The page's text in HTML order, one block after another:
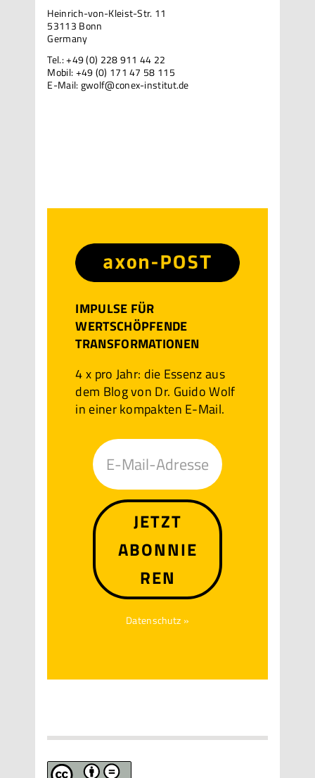
Heinrich-von-Kleist-Str. 11
53113 Bonn
Germany
Tel.: +49 (0) 228 911 44 22
Mobil: +49 (0) 171 47 58 115
E-Mail:gwolf@conex-institut.de
IMPULSE FÜR
WERTSCHÖPFENDE
TRANSFORMATIONEN
4 x pro Jahr: die Essenz aus
dem Blog von Dr. Guido Wolf
in einer kompakten E-Mail.
JETZT
ABONNIE
REN
Datenschutz »